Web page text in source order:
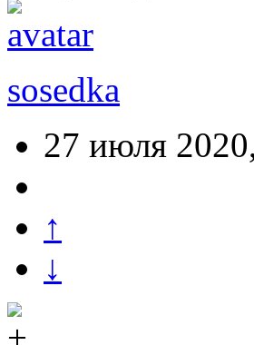
sosedka
27 июля
↑
↓